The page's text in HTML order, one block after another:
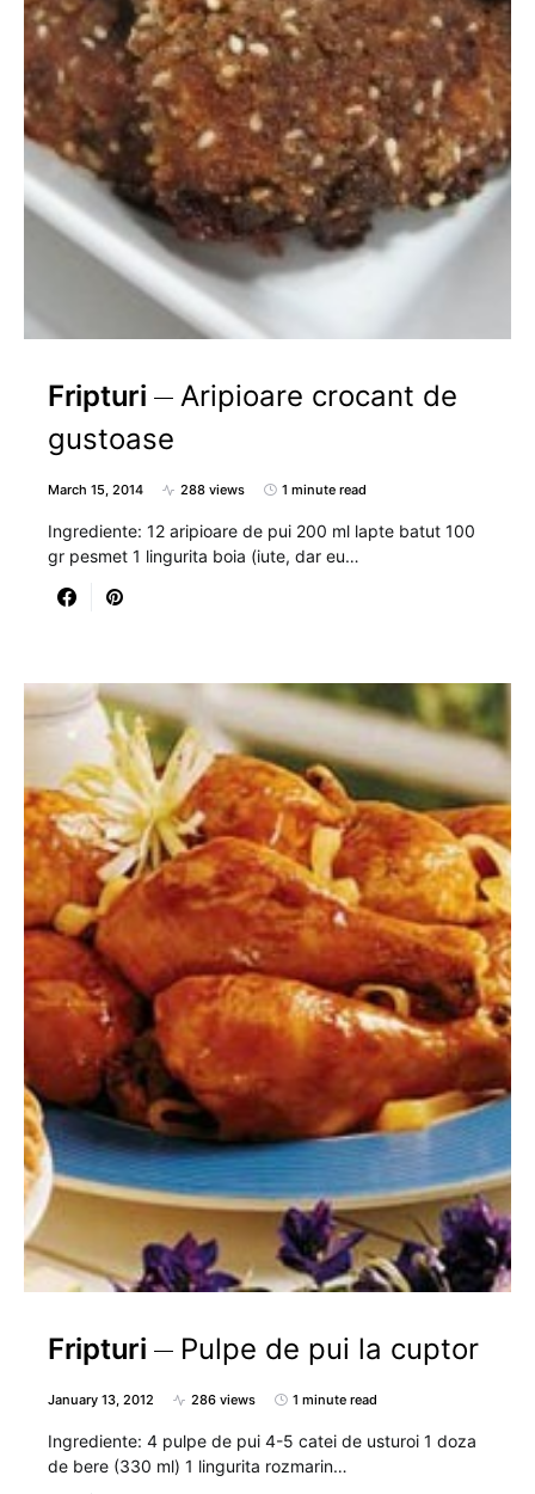
Fripturi
Aripioare crocant de
gustoase
March 15, 2014 288 views 1 minute read
Ingrediente: 12 aripioare de pui 200 ml lapte batut 100
gr pesmet 1 lingurita boia (iute, dar eu…
Fripturi Pulpe de pui la cuptor
January 13, 2012 286 views 1 minute read
Ingrediente: 4 pulpe de pui 4-5 catei de usturoi 1 doza
de bere (330 ml) 1 lingurita rozmarin…